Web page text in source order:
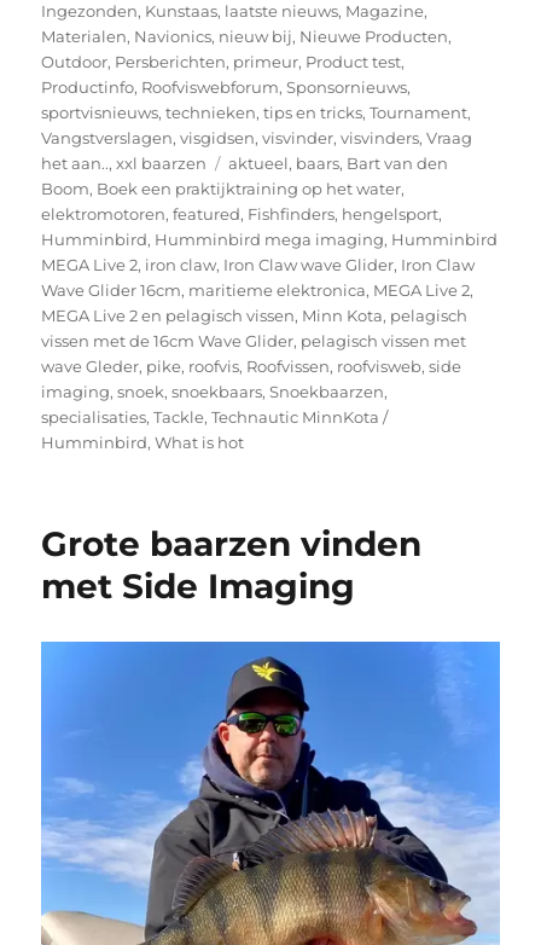
Ingezonden, Kunstaas, laatste nieuws, Magazine,
Materialen, Navionics, nieuw bij, Nieuwe Producten,
Outdoor, Persberichten, primeur, Product test,
Productinfo, Roofviswebforum,Sponsornieuws,
sportvisnieuws,technieken,tips en tricks,Tournament,
Vangstverslagen,visgidsen,visvinder,visvinders,Vraag
het aan..,xxl baarzen Tags
aktueel, baars, Bart van den
Boom, Boek een praktijktraining op het water,
elektromotoren,featured, Fishfinders, hengelsport,
Humminbird, Humminbird mega imaging, Humminbird
MEGA Live 2, iron claw, Iron Claw wave Glider, Iron Claw
Wave Glider 16cm, maritieme elektronica, MEGA Live 2,
MEGA Live 2 en pelagisch vissen, Minn Kota, pelagisch
vissen met de 16cm Wave Glider, pelagisch vissen met
wave Gleder, pike, roofvis, Roofvissen, roofvisweb,side
imaging,snoek,snoekbaars,Snoekbaarzen,
specialisaties,Tackle,Technautic MinnKota /
Humminbird,What is hot
Grote baarzen vinden
met Side Imaging